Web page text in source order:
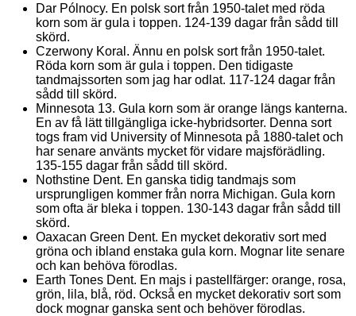
Dar Pólnocy. En polsk sort från 1950-talet med röda
korn som är gula i toppen. 124-139 dagar från sådd till
skörd.
Czerwony Koral. Ännu en polsk sort från 1950-talet.
Röda korn som är gula i toppen. Den tidigaste
tandmajssorten som jag har odlat. 117-124 dagar från
sådd till skörd.
Minnesota 13. Gula korn som är orange längs kanterna.
En av få lätt tillgängliga icke-hybridsorter. Denna sort
togs fram vid University of Minnesota på 1880-talet och
har senare använts mycket för vidare majsförädling.
135-155 dagar från sådd till skörd.
Nothstine Dent. En ganska tidig tandmajs som
ursprungligen kommer från norra Michigan. Gula korn
som ofta är bleka i toppen. 130-143 dagar från sådd till
skörd.
Oaxacan Green Dent. En mycket dekorativ sort med
gröna och ibland enstaka gula korn. Mognar lite senare
och kan behöva förodlas.
Earth Tones Dent. En majs i pastellfärger: orange, rosa,
grön, lila, blå, röd. Också en mycket dekorativ sort som
dock mognar ganska sent och behöver förodlas.